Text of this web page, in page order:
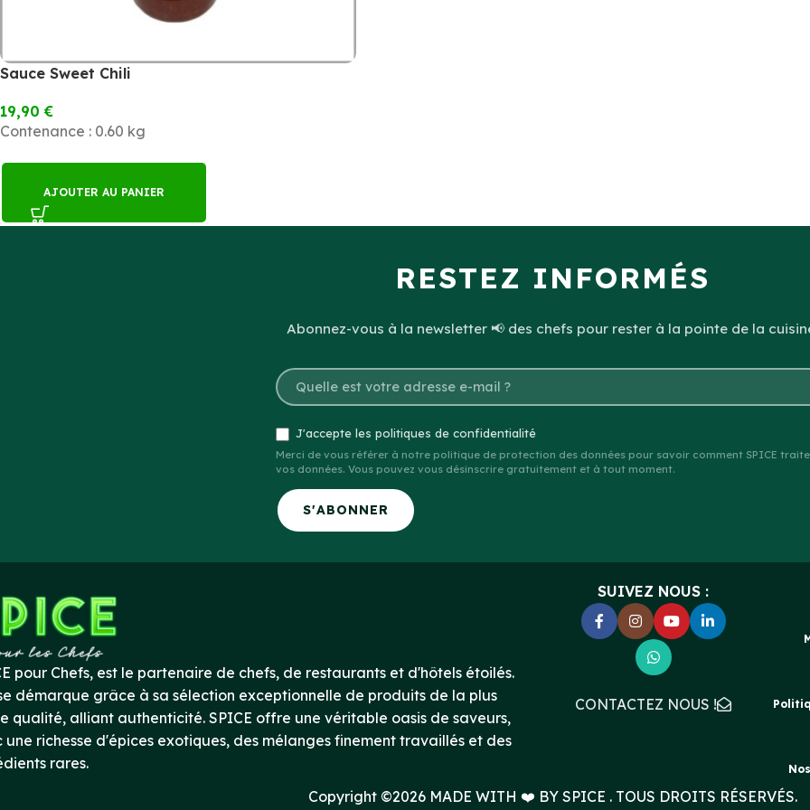
Sauce Sweet Chili
19,90€
Contenance : 0.60 kg
AJOUTER AU PANIER
RESTEZ INFORMÉS
Abonnez-vous à la newsletter 📢 des chefs pour rester à la pointe de la
J'accepte les politiques de confidentialité
Merci de vous référer à notre politique de protection des données pour savoir comment SPICE traite
vos données. Vous pouvez vous désinscrire gratuitement et à tout moment.
S'ABONNER
pour Chefs, est le partenaire de chefs, de restaurants et d'hôtels étoilés.
démarque grâce à sa sélection exceptionnelle de produits de la plus
qualité, alliant authenticité. SPICE offre une véritable oasis de saveurs,
une richesse d'épices exotiques, des mélanges finement travaillés et des
rares.
SUIVEZ NOUS :
CONTACTEZ NOUS !
Copyright ©2026 MADE WITH ❤️ BY SPICE . TOUS DROITS RÉSERVÉS.